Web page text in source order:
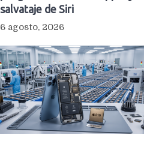
salvataje de Siri
6 agosto, 2026